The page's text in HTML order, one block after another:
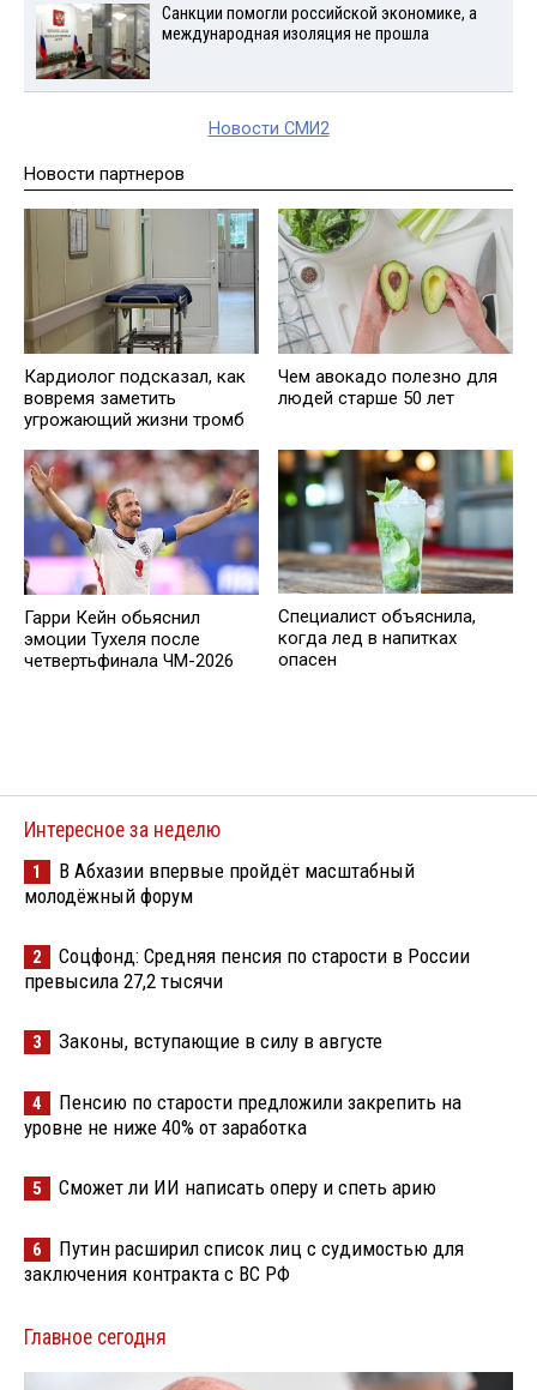
Санкции помогли российской экономике, а
международная изоляция не прошла
Новости СМИ2
Новости партнеров
Кардиолог подсказал, как
вовремя заметить
угрожающий жизни тромб
Чем авокадо полезно для
людей старше 50 лет
Гарри Кейн обьяснил
эмоции Тухеля после
четвертьфинала ЧМ-2026
Специалист объяснила,
когда лед в напитках
опасен
Интересное за неделю
1
В Абхазии впервые пройдёт масштабный
молодёжный форум
2
Соцфонд: Средняя пенсия по старости в России
превысила 27,2 тысячи
3 Законы, вступающие в силу в августе
4
Пенсию по старости предложили закрепить на
уровне не ниже 40% от заработка
5 Сможет ли ИИ написать оперу и спеть арию
6
Путин расширил список лиц с судимостью для
заключения контракта с ВС РФ
Главное сегодня